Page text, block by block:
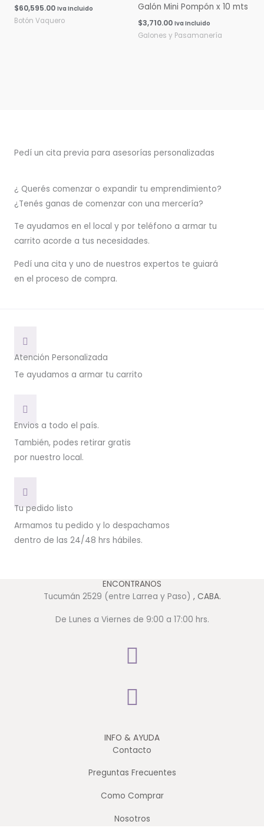
$60,595.00 Iva Incluido
Botón Vaquero
Galón Mini Pompón x 10 mts
$3,710.00 Iva Incluido
Galones y Pasamanería
Pedí un cita previa para asesorías personalizadas
¿ Querés comenzar o expandir tu emprendimiento?
¿Tenés ganas de comenzar con una mercería?
Te ayudamos en el local y por teléfono a armar tu
carrito acorde a tus necesidades.
Pedí una cita y uno de nuestros expertos te guiará
en el proceso de compra.
Atención Personalizada
Te ayudamos a armar tu carrito
Envios a todo el país.
También, podes retirar gratis
por nuestro local.
Tu pedido listo
Armamos tu pedido y lo despachamos
dentro de las 24/48 hrs hábiles.
ENCONTRANOS
Tucumán 2529 (entre Larrea y Paso) , CABA.
De Lunes a Viernes de 9:00 a 17:00 hrs.
INFO & AYUDA
Contacto
Preguntas Frecuentes
Como Comprar
Nosotros